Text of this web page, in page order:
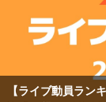
【フ